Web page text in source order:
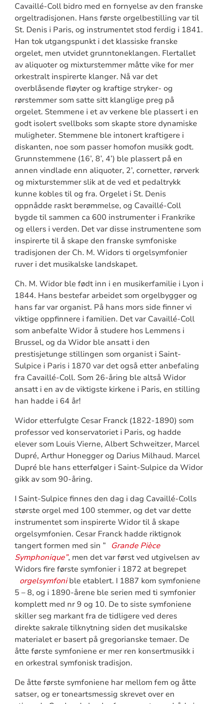
Cavaillé-Coll bidro med en fornyelse av den franske
orgeltradisjonen. Hans første orgelbestilling var til
St. Denis i Paris, og instrumentet stod ferdig i 1841.
Han tok utgangspunkt i det klassiske franske
orgelet, men utvidet grunntoneklangen. Flertallet
av aliquoter og mixturstemmer måtte vike for mer
orkestralt inspirerte klanger. Nå var det
overblåsende fløyter og kraftige stryker- og
rørstemmer som satte sitt klanglige preg på
orgelet. Stemmene i et av verkene ble plassert i en
godt isolert svellboks som skapte store dynamiske
muligheter. Stemmene ble intonert kraftigere i
diskanten, noe som passer homofon musikk godt.
Grunnstemmene (16’, 8’, 4’) ble plassert på en
annen vindlade enn aliquoter, 2’, cornetter, rørverk
og mixturstemmer slik at de ved et pedaltrykk
kunne kobles til og fra. Orgelet i St. Denis
oppnådde raskt berømmelse, og Cavaillé-Coll
bygde til sammen ca 600 instrumenter i Frankrike
og ellers i verden. Det var disse instrumentene som
inspirerte til å skape den franske symfoniske
tradisjonen der Ch. M. Widors ti orgelsymfonier
ruver i det musikalske landskapet.
Ch. M. Widor ble født inn i en musikerfamilie i Lyon i
1844. Hans bestefar arbeidet som orgelbygger og
hans far var organist. På hans mors side finner vi
viktige oppfinnere i familien. Det var Cavaillé-Coll
som anbefalte Widor å studere hos Lemmens i
Brussel, og da Widor ble ansatt i den
prestisjetunge stillingen som organist i Saint-
Sulpice i Paris i 1870 var det også etter anbefaling
fra Cavaillé-Coll. Som 26-åring ble altså Widor
ansatt i en av de viktigste kirkene i Paris, en stilling
han hadde i 64 år!
Widor etterfulgte Cesar Franck (1822-1890) som
professor ved konservatoriet i Paris, og hadde
elever som Louis Vierne, Albert Schweitzer, Marcel
Dupré, Arthur Honegger og Darius Milhaud. Marcel
Dupré ble hans etterfølger i Saint-Sulpice da Widor
gikk av som 90-åring.
I Saint-Sulpice finnes den dag i dag Cavaillé-Colls
største orgel med 100 stemmer, og det var dette
instrumentet som inspirerte Widor til å skape
orgelsymfonien. Cesar Franck hadde riktignok
tangert formen med sin ” Grande Pièce
Symphonique”, men det var først ved utgivelsen av
Widors fire første symfonier i 1872 at begrepet
orgelsymfonible etablert. I 1887 kom symfoniene
5 – 8, og i 1890-årene ble serien med ti symfonier
komplett med nr 9 og 10. De to siste symfoniene
skiller seg markant fra de tidligere ved deres
direkte sakrale tilknytning siden det musikalske
materialet er basert på gregorianske temaer. De
åtte første symfoniene er mer ren konsertmusikk i
en orkestral symfonisk tradisjon.
De åtte første symfoniene har mellom fem og åtte
satser, og er toneartsmessig skrevet over en